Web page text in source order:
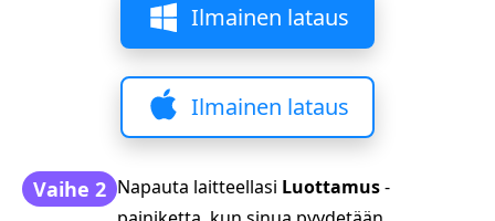
Ilmainen lataus
Ilmainen lataus
Vaihe 2 Napauta laitteellasi Luottamus-